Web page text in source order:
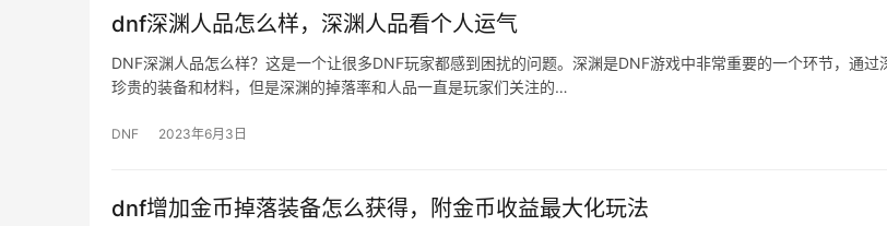
dnf深渊人品怎么样，深渊人品看个人运气
DNF深渊人品怎么样？这是一个让很多DNF玩家都感到困扰的问题。深渊是DNF游戏中非常重要的一个环节，通过
珍贵的装备和材料，但是深渊的掉落率和人品一直是玩家们关注的…
DNF 2023年6月3日
dnf增加金币掉落装备怎么获得，附金币收益最大化玩法